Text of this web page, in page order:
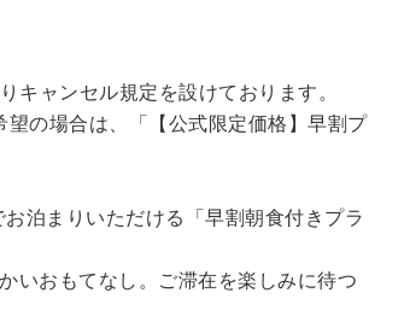
キャンセル規定を設けております。
の場合は、「
【公式限定価格】早割プ
泊まりいただける「早割朝食付きプラ
いおもてなし。ご滞在を楽しみに待つ